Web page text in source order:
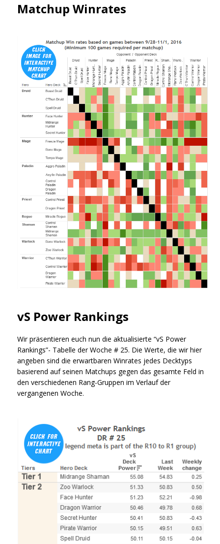
Matchup Winrates
vS Power Rankings
Wir präsentieren euch nun die aktualisierte “vS Power
Rankings”- Tabelle der Woche # 25. Die Werte, die wir hier
angeben sind die erwartbaren Winrates jedes Decktyps
basierend auf seinen Matchups gegen das gesamte Feld in
den verschiedenen Rang-Gruppen im Verlauf der
vergangenen Woche.